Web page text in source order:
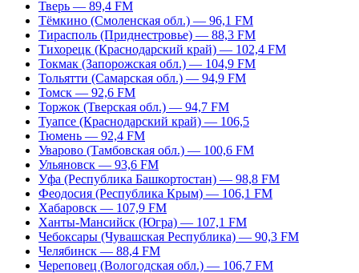
Тверь — 89,4 FM
Тёмкино (Смоленская обл.) — 96,1 FM
Тирасполь (Приднестровье) — 88,3 FM
Тихорецк (Краснодарский край) — 102,4 FM
Токмак (Запорожская обл.) — 104,9 FM
Тольятти (Самарская обл.) — 94,9 FM
Томск — 92,6 FM
Торжок (Тверская обл.) — 94,7 FM
Туапсе (Краснодарский край) — 106,5
Тюмень — 92,4 FM
Уварово (Тамбовская обл.) — 100,6 FM
Ульяновск — 93,6 FM
Уфа (Республика Башкортостан) — 98,8 FM
Феодосия (Республика Крым) — 106,1 FM
Хабаровск — 107,9 FM
Ханты-Мансийск (Югра) — 107,1 FM
Чебоксары (Чувашская Республика) — 90,3 FM
Челябинск — 88,4 FM
Череповец (Вологодская обл.) — 106,7 FM